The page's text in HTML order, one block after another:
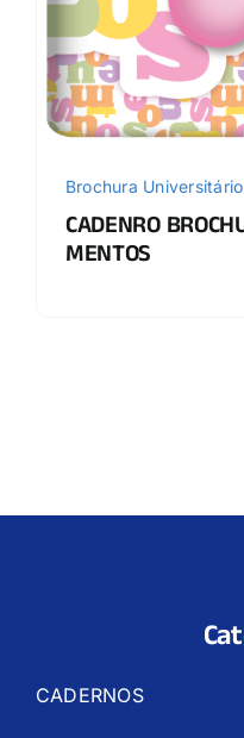
Brochura Universitário
CADENRO
MENTOS
CADERNOS